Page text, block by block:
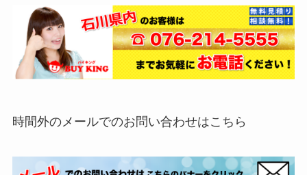
時間外のメールでのお問い合わせはこちら